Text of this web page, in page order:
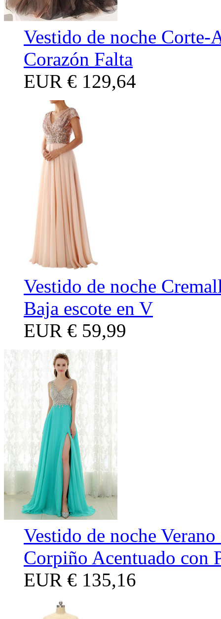
Vestido de noche Corte-
Corazón Falta
EUR € 129,64
Vestido de noche
Baja escote en V
EUR € 59,99
Vestido de noche
Corpiño Acentuado con
EUR € 135,16